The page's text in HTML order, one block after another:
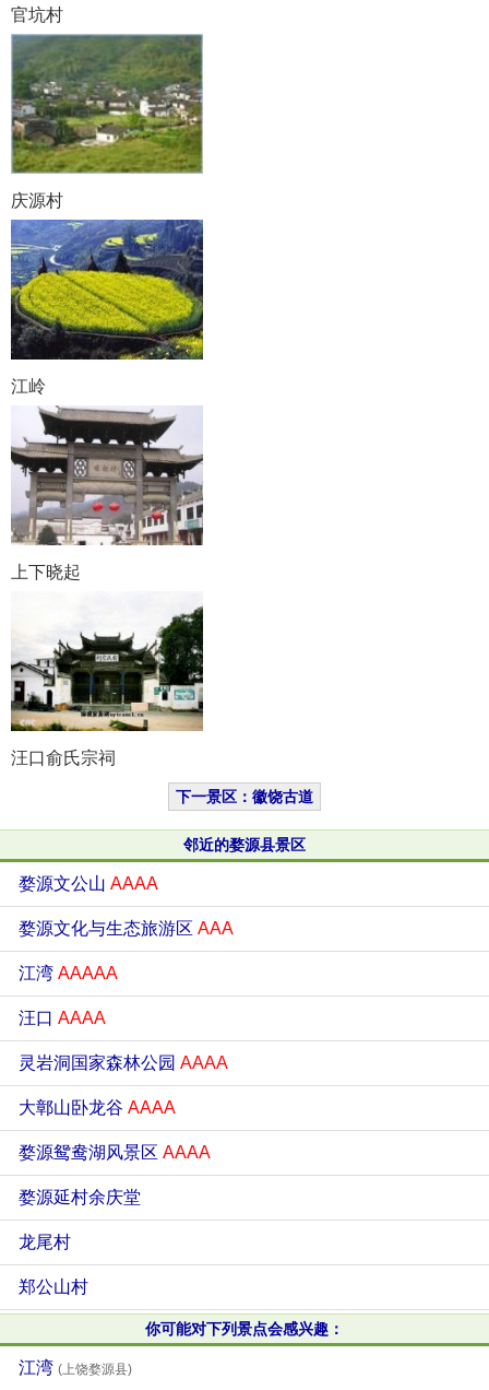
官坑村
庆源村
江岭
上下晓起
汪口俞氏宗祠
下一景区：徽饶古道
邻近的婺源县景区
婺源文公山 AAAA
婺源文化与生态旅游区 AAA
江湾 AAAAA
汪口 AAAA
灵岩洞国家森林公园 AAAA
大鄣山卧龙谷 AAAA
婺源鸳鸯湖风景区 AAAA
婺源延村余庆堂
龙尾村
郑公山村
你可能对下列景点会感兴趣：
江湾 (上饶婺源县)